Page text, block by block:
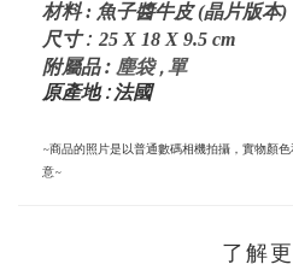
材料: 魚子醬牛皮 (晶片版本)
尺寸: 25 X 18 X 9.5 cm
附屬品: 塵袋 , 單
原產地 : 法國
~商品的照片是以普通數碼相機拍攝，實物顏
意~
了解